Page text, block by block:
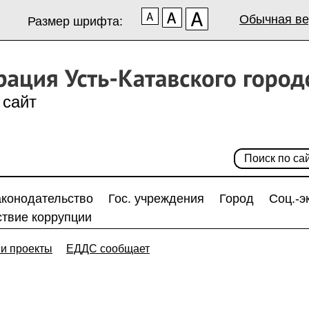
Размер шрифта: Обычная
Гос. учреждения Город
Соц.-
коррупции
проекты ЕДДС сообщает